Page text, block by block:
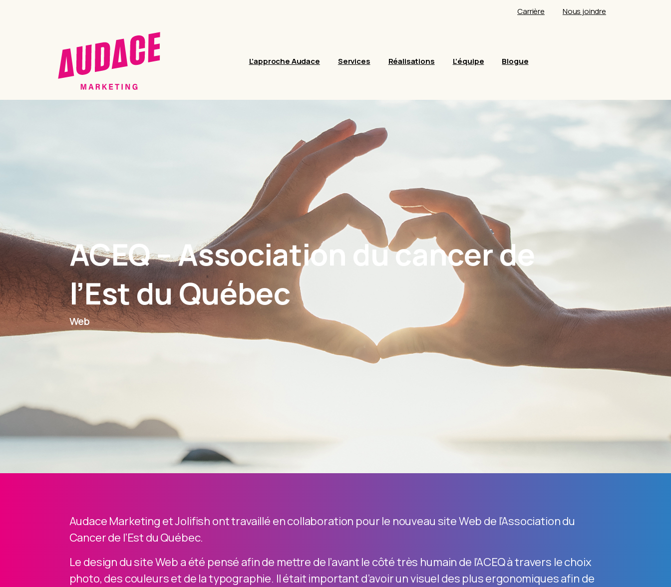
Carrière Nous joindre
L’approche Audace Services Réalisations L’équipe Blogue
ACEQ – Association du cancer de
l’Est du Québec
Web
Audace Marketing et Jolifish ont travaillé en collaboration pour le nouveau site Web de l’Association du
Cancer de l’Est du Québec.
Le design du site Web a été pensé afin de mettre de l’avant le côté très humain de l’ACEQ à travers le choix
photo, des couleurs et de la typographie. Il était important d’avoir un visuel des plus ergonomiques afin de